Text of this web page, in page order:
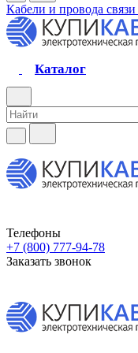
Кабели и провода связи
Каталог
Телефоны
+7 (800) 777-94-78
Заказать звонок